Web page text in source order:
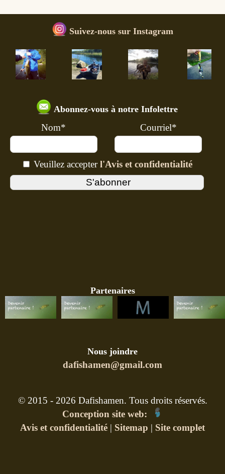
Suivez-nous sur Instagram
Abonnez-vous à notre Infolettre
Nom* Courriel*
Veuillez accepterl'Avis et confidentialité
Partenaires
Nous joindre
dafishamen@gmail.com
© 2015 - 2026 Dafishamen. Tous droits réservés.
Conception site web:
Avis et confidentialité | Sitemap | Site complet